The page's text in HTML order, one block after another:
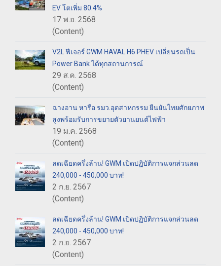
EV โตเพิ่ม 80.4%
17 พ.ย. 2568
(Content)
V2L ฟีเจอร์ GWM HAVAL H6 PHEV เปลี่ยนรถเป็น
Power Bank ได้ทุกสถานการณ์
29 ส.ค. 2568
(Content)
ฉางอาน หารือ รมว.อุตสาหกรรม ยืนยันไทยศักยภาพ
สูงพร้อมรับการขยายตัวยานยนต์ไฟฟ้า
19 ม.ค. 2568
(Content)
ลดเฉียดครึ่งล้าน! GWM เปิดปฏิบัติการแจกส่วนลด
240,000 - 450,000 บาท!
2 ก.ย. 2567
(Content)
ลดเฉียดครึ่งล้าน! GWM เปิดปฏิบัติการแจกส่วนลด
240,000 - 450,000 บาท!
2 ก.ย. 2567
(Content)